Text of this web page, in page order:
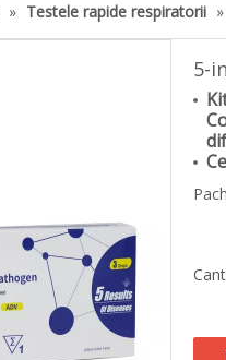
» Testele rapide respiratorii »
5-